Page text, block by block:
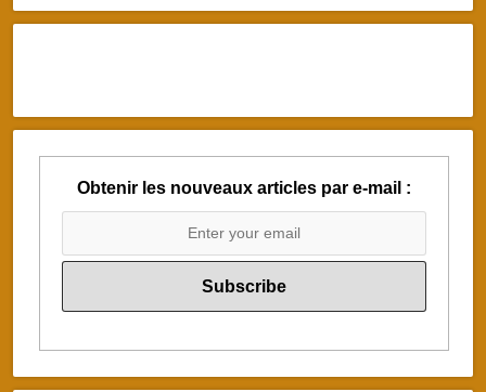
Obtenir les nouveaux articles par e-mail :